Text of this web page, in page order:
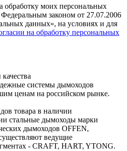
обработку моих персональных
законом от 27.07.2006
данных», на условиях и для
на обработку персональных
системы дымоходов
ценам на российском рынке.
товара в наличии
стальные дымоходы марки
дымоходов OFFEN,
ведущие
- CRAFT, HART, YTONG.